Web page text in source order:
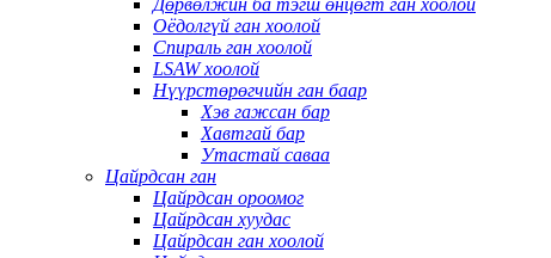
Дөрвөлжин ба тэгш өнцөгт ган хоолой
Оёдолгүй ган хоолой
Спираль ган хоолой
LSAW хоолой
Нүүрстөрөгчийн ган баар
Хэв гажсан бар
Хавтгай бар
Утастай саваа
Цайрдсан ган
Цайрдсан ороомог
Цайрдсан хуудас
Цайрдсан ган хоолой